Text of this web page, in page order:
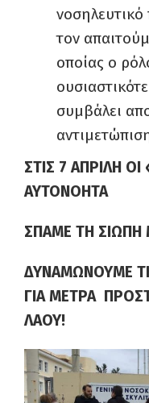
τον
οποίας ο
συμβάλει
ΣΤΙΣ 7 ΑΠΡΙΛΗ
ΑΥΤΟΝΟΗΤΑ
ΣΠΑΜΕ ΤΗ ΣΙΩΠΗ
ΔΥΝΑΜΩΝΟΥΜΕ
ΓΙΑ ΜΕΤΡΑ
ΛΑΟΥ!